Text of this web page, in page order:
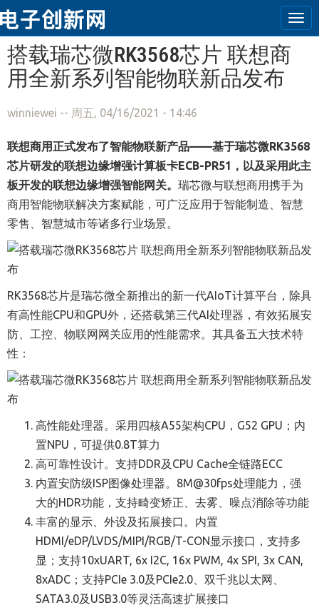
跳转到主要内容
搭载瑞芯微RK3568芯片 联想商
用全新系列智能物联新品发布
winniewei -- 周五, 04/16/2021 - 14:46
联想商用正式发布了智能物联新产品——基于瑞芯微RK3568
芯片研发的联想边缘增强计算板卡ECB-PR51，以及采用此主
板开发的联想边缘增强智能网关。 瑞芯微与联想商用携手为
商用智能物联解决方案赋能，可广泛应用于智能制造、智慧
零售、智慧城市等诸多行业场景。
RK3568芯片是瑞芯微全新推出的新一代AIoT计算平台，除具
有高性能CPU和GPU外，还搭载第三代AI处理器，有效拓展安
防、工控、物联网网关应用的性能需求。其具备五大技术特
性：
高性能处理器。采用四核A55架构CPU，G52 GPU；内
置NPU，可提供0.8T算力
高可靠性设计。支持DDR及CPU Cache全链路ECC
内置安防级ISP图像处理器。8M@30fps处理能力，强
大的HDR功能，支持畸变矫正、去雾、噪点消除等功能
丰富的显示、外设及拓展接口。内置
HDMI/eDP/LVDS/MIPI/RGB/T-CON显示接口，支持多
显；支持10xUART, 6x I2C, 16x PWM, 4x SPI, 3x CAN,
8xADC；支持PCIe 3.0及PCIe2.0、双千兆以太网、
SATA3.0及USB3.0等灵活高速扩展接口